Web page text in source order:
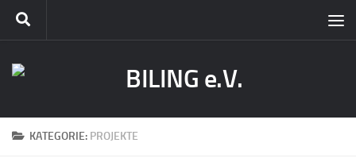
KATEGORIE: PROJEKTE